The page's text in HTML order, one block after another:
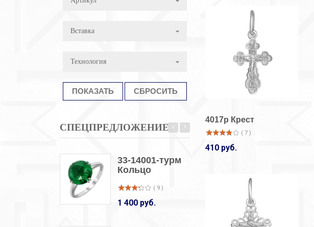
Вставка
Технология
СПЕЦПРЕДЛОЖЕНИЕ
33-14001-турм
Кольцо
( 9 )
1 400 руб. 1 380 руб.
4017р Крест
( 7 )
410 руб.